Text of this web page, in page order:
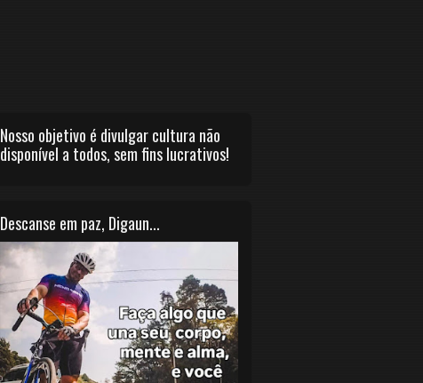
Nosso objetivo é divulgar cultura não
disponível a todos, sem fins lucrativos!
Descanse em paz, Digaun...